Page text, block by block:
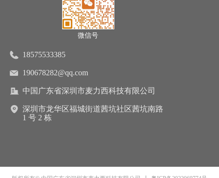
微信号
18575533385
190678282@qq.com
中国广东省深圳市麦力西科技有限公司
深圳市龙华区福城街道茜坑社区茜坑南路
1 号 2 栋